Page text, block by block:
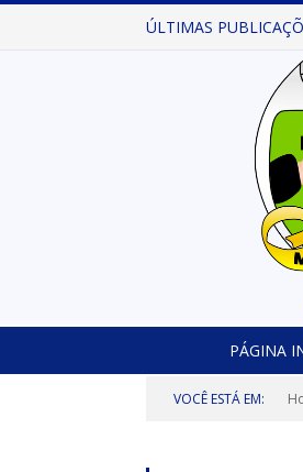
ÚLTIMAS
PÁGINA
VOCÊ ESTÁ EM: